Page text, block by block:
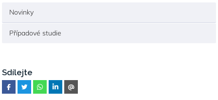
Novinky
Případové studie
Sdílejte